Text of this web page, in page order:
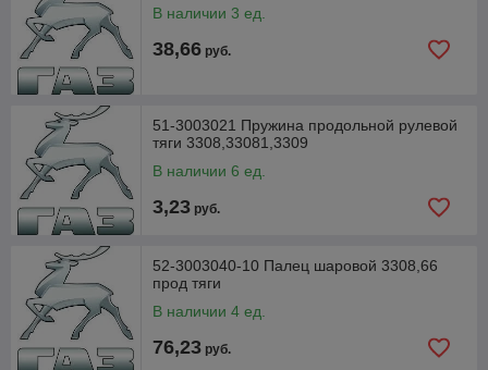
В наличии 3 ед.
38,66 руб.
51-3003021 Пружина продольной рулевой
тяги 3308,33081,3309
В наличии 6 ед.
3,23 руб.
52-3003040-10 Палец шаровой 3308,66
прод тяги
В наличии 4 ед.
76,23 руб.